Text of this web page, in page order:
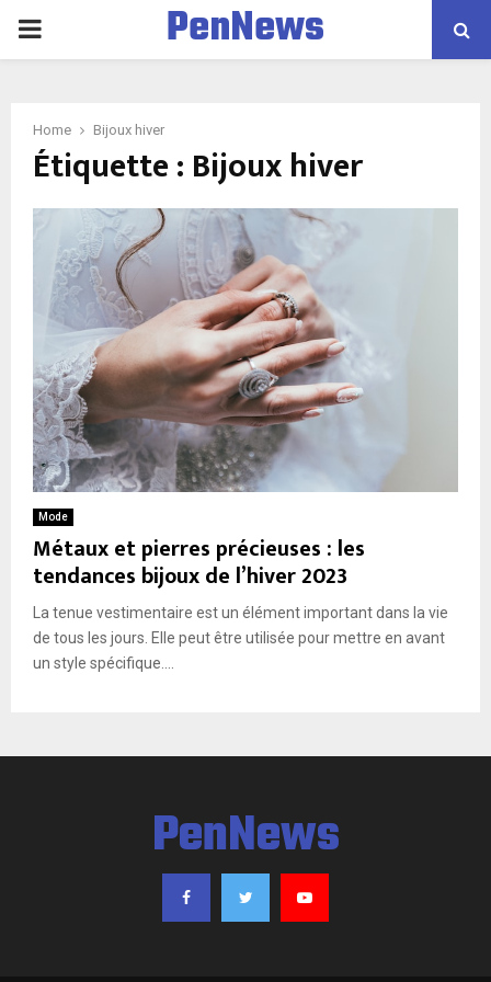
P
M
Y
M
E
N
U
PenNews
Home Bijoux hiver
Étiquette : Bijoux hiver
Mode
Métaux et pierres précieuses : les
tendances bijoux de l’hiver 2023
La tenue vestimentaire est un élément important dans la vie
de tous les jours. Elle peut être utilisée pour mettre en avant
un style spécifique....
PenNews